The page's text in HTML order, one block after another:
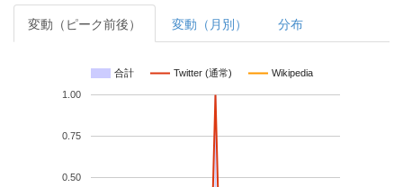
変動（ピーク前後） 変動（月別） 分布
合計 Twitter (通常) Wikipedia
0.50
0.75
1.00